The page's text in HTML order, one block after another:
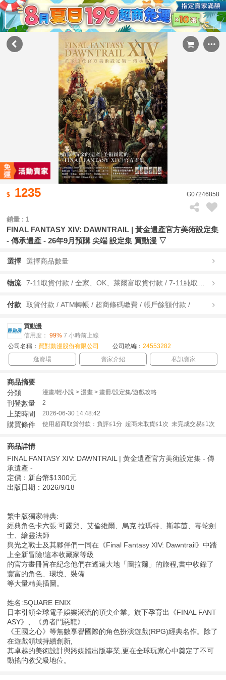
1235 G07246858
銷量 : 1
FINAL FANTASY XIV: DAWNTRAIL | 黃金遺產官方美術設定集
- 傳承遺產 - 26年9月預購 尖端 設定集 買動漫 ▽
選擇 選擇商品數量
物流
付款 取貨付款 / ATM轉帳 / 超商條碼繳費 / 帳戶餘額付款 /
買動漫
信用度： 99% 7 小時前上線
公司名稱： 買對動漫股份有限公司 公司統編： 24553282
逛賣場
賣家介紹 私訊賣家
商品摘要
分類
漫畫/輕小說 > 漫畫 > 畫冊/設定集/遊戲攻略
刊登數量 2
上架時間 2026-06-30 14:48:42
購買條件 使用超商取貨付款：負評≦1分 超商未取貨≦1次 未完成交易≦1次
商品詳情
FINAL FANTASY XIV: DAWNTRAIL | 黃金遺產官方美術設定集 - 傳
承遺產 -
定價：新台幣$1300元
出版日期：2026/9/18
繁中版獨家特典:
經典角色卡六張:可露兒、艾倫維爾、烏克.拉瑪特、斯菲茵、毒蛇劍
士、繪靈法師
與光之戰士及其夥伴們一同在《Final Fantasy XIV: Dawntrail》中踏
上全新冒險!這本收藏家等級
的官方畫冊旨在紀念他們在遙遠大地「圖拉爾」的旅程,書中收錄了
豐富的角色、環境、裝備
等大量精美插圖。
姓名:SQUARE ENIX
日本引領全球電子娛樂潮流的頂尖企業。旗下孕育出《FINAL FANT
ASY》、《勇者鬥惡龍》、
《王國之心》等無數享譽國際的角色扮演遊戲(RPG)經典名作。除了
在遊戲領域持續創新,
其卓越的美術設計與跨媒體出版事業,更在全球玩家心中奠定了不可
動搖的教父級地位。